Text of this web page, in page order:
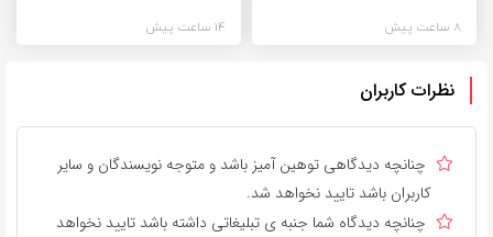
8 ساعت پیش 14 ساعت پیش
نظرات کاربران
چنانچه دیدگاهی توهین آمیز باشد و متوجه نویسندگان و سایر
کاربران باشد تایید نخواهد شد.
چنانچه دیدگاه شما جنبه ی تبلیغاتی داشته باشد تایید نخواهد